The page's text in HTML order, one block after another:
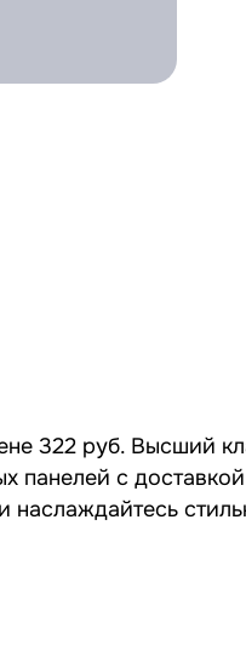
322 руб. Высший
панелей с
наслаждайтесь